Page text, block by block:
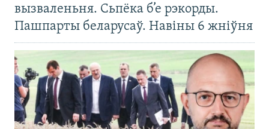
вызваленьня. Сьпёка б’е рэкорды.
Пашпарты беларусаў. Навіны 6 жніўня